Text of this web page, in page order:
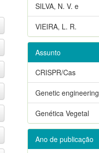
SILVA, N. V. e
VIEIRA, L. R.
Assunto
CRISPR/Cas
Genetic engineering
Genética Vegetal
Ano de publicação